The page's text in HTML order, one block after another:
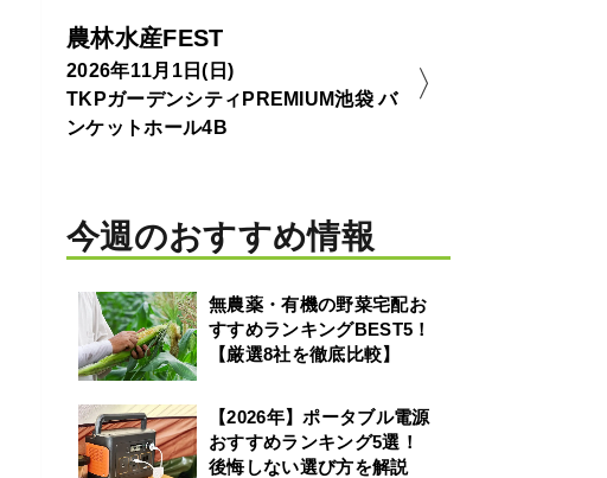
農林水産FEST
2026年11月1日(日)
TKPガーデンシティPREMIUM池袋 バ
ンケットホール4B
今週のおすすめ情報
無農薬・有機の野菜宅配お
すすめランキングBEST5！
【厳選8社を徹底比較】
【2026年】ポータブル電源
おすすめランキング5選！
後悔しない選び方を解説